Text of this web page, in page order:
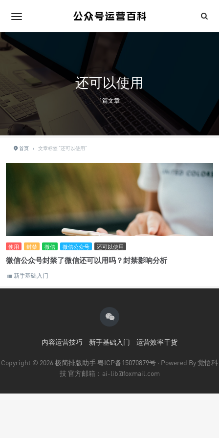
还可以使用
1篇文章
首页 › 文章标签 "还可以使用"
使用 封禁 微信 微信公众号 还可以使用
微信公众号封禁了微信还可以用吗？封禁影响分析
新手基础入门
内容运营技巧 新手基础入门 运营效率干货
Copyright © 2026极简排版助手粤ICP备15070879号 · Powered By 觉悟科
技 官方邮箱：ai-lib@foxmail.com